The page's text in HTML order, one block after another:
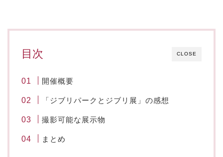
CLOSE
目次
開催概要
「ジブリパークとジブリ展」の感想
撮影可能な展示物
まとめ